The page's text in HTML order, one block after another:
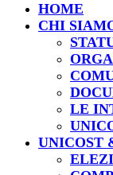
HOME
CHI
LE
UNICOST